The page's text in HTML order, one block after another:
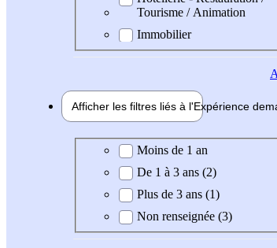
Tourisme / Animation
Immobilier
Afficher les filtres liés à l'Expérience
Expérience demandée
Moins de 1 an
De 1 à 3 ans (2)
Plus de 3 ans (1)
Non renseignée (3)